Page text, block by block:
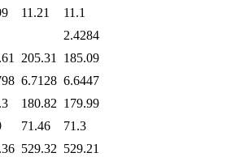
11.21
11.1
2.4284
205.31
185.09
6.7128 6.6447
180.82 179.99
71.46
71.3
529.32 529.21